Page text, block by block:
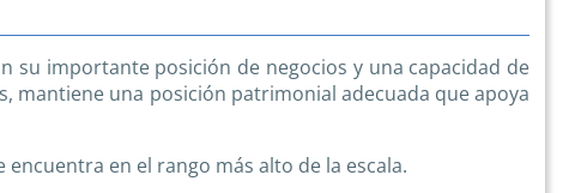
su importante posición de negocios y una capacidad de
mantiene una posición patrimonial adecuada que apoya
en el rango más alto de la escala.